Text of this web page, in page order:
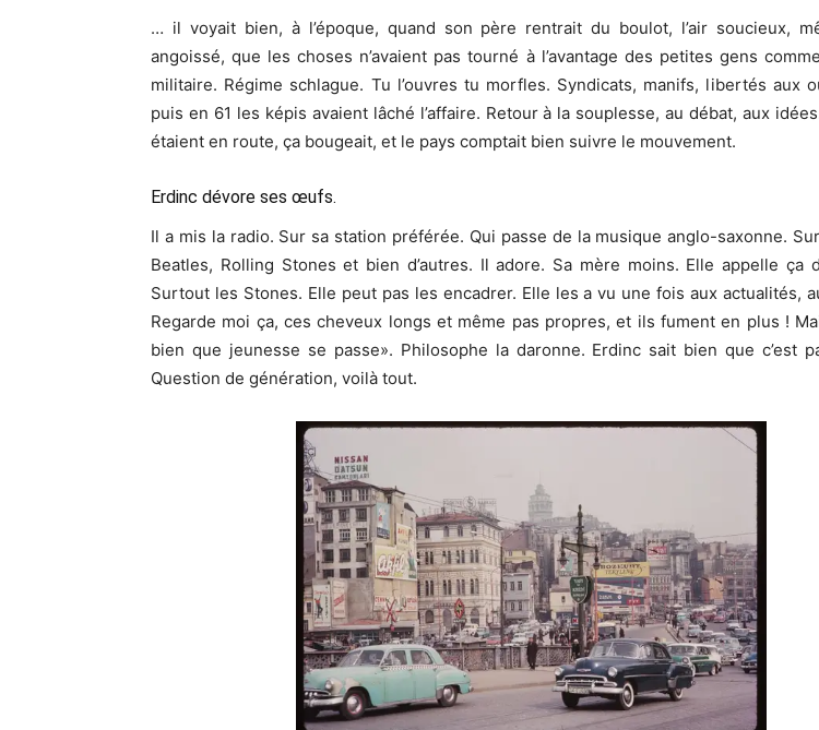
… il voyait bien, à l’époque, quand son père rentrait du boulot, l’air soucieux,
angoissé, que les choses n’avaient pas tourné à l’avantage des petites gens
militaire. Régime schlague. Tu l’ouvres tu morfles. Syndicats, manifs, libertés aux
puis en 61 les képis avaient lâché l’affaire. Retour à la souplesse, au débat, aux
étaient en route, ça bougeait, et le pays comptait bien suivre le mouvement.
Erdinc dévore ses œufs.
Il a mis la radio. Sur sa station préférée. Qui passe de la musique anglo-saxonne.
Beatles, Rolling Stones et bien d’autres. Il adore. Sa mère moins. Elle appelle ça
Surtout les Stones. Elle peut pas les encadrer. Elle les a vu une fois aux actualités,
Regarde moi ça, ces cheveux longs et même pas propres, et ils fument en plus !
bien que jeunesse se passe». Philosophe la daronne. Erdinc sait bien que c’est
Question de génération, voilà tout.